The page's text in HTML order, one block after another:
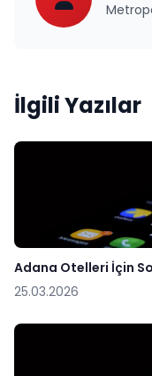
İlgili Yazılar
Adana Otelleri İçin
25.03.2026